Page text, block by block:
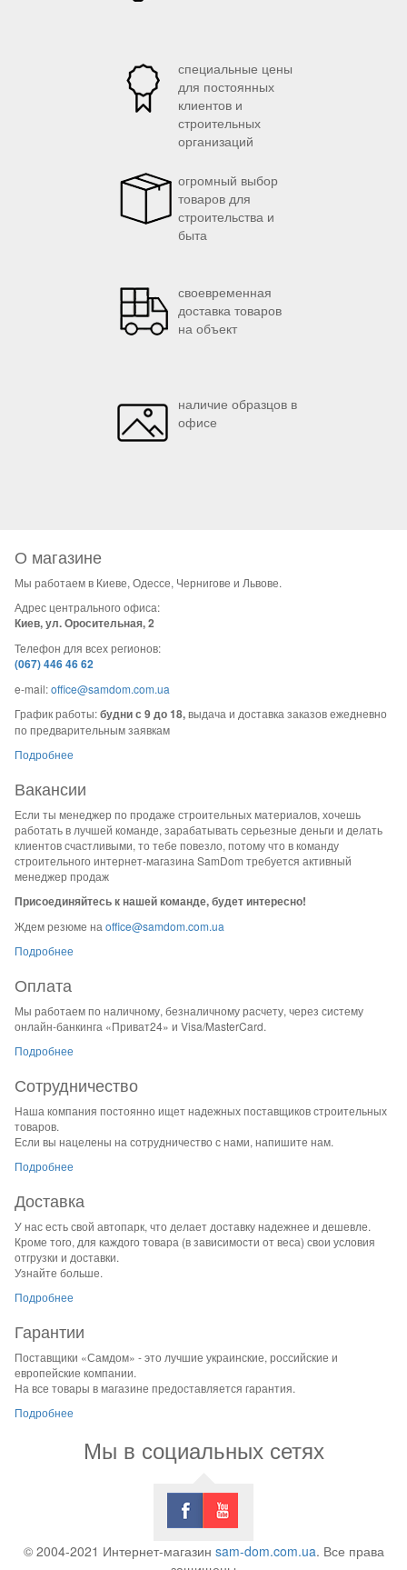
специальные цены
для постоянных
клиентов и
строительных
организаций
огромный выбор
товаров для
строительства и
быта
своевременная
доставка товаров
на объект
наличие образцов в
офисе
О магазине
Мы работаем в Киеве, Одессе, Чернигове и Львове.
Адрес центрального офиса:
Киев, ул. Оросительная, 2
Телефон для всех регионов:
(067) 446 46 62
e-mail:office@samdom.com.ua
График работы:будни с 9 до 18,выдача и доставка заказов ежедневно
по предварительным заявкам
Подробнее
Вакансии
Если ты менеджер по продаже строительных материалов, хочешь
работать в лучшей команде, зарабатывать серьезные деньги и делать
клиентов счастливыми, то тебе повезло, потому что в команду
строительного интернет-магазина SamDom требуется активный
менеджер продаж
Присоединяйтесь к нашей команде, будет интересно!
Ждем резюме на office@samdom.com.ua
Подробнее
Оплата
Мы работаем по наличному, безналичному расчету, через систему
онлайн-банкинга «Приват24» и Visa/MasterCard.
Подробнее
Сотрудничество
Наша компания постоянно ищет надежных поставщиков строительных
товаров.
Если вы нацелены на сотрудничество с нами, напишите нам.
Подробнее
Доставка
У нас есть свой автопарк, что делает доставку надежнее и дешевле.
Кроме того, для каждого товара (в зависимости от веса) свои условия
отгрузки и доставки.
Узнайте больше.
Подробнее
Гарантии
Поставщики «Самдом» - это лучшие украинские, российские и
европейские компании.
На все товары в магазине предоставляется гарантия.
Подробнее
Мы в социальных сетях
© 2004-2021 Интернет-магазин sam-dom.com.ua. Все права